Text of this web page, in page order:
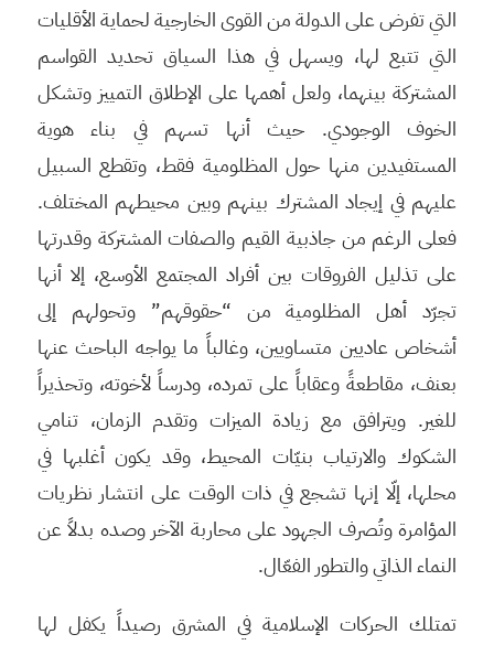
التي تفرض على الدولة من القوى الخارجية لحماية الأقليات
التي تتبع لها، ويسهل في هذا السياق تحديد القواسم
المشتركة بينهما، ولعل أهمها على الإطلاق التمييز وتشكل
الخوف الوجودي. حيث أنها تسهم في بناء هوية
المستفيدين منها حول المظلومية فقط، وتقطع السبيل
عليهم في إيجاد المشترك بينهم وبين محيطهم المختلف.
فعلى الرغم من جاذبية القيم والصفات المشتركة وقدرتها
على تذليل الفروقات بين أفراد المجتمع الأوسع، إلا أنها
تجرّد أهل المظلومية من “حقوقهم” وتحولهم إلى
أشخاص عاديين متساويين، وغالباً ما يواجه الباحث عنها
بعنف، مقاطعةً وعقاباً على تمرده، ودرساً لأخوته، وتحذيراً
للغير. ويترافق مع زيادة الميزات وتقدم الزمان، تنامي
الشكوك والارتياب بنيّات المحيط، وقد يكون أغلبها في
محلها، إلّا إنها تشجع في ذات الوقت على انتشار نظريات
المؤامرة وتُصرف الجهود على محاربة الآخر وصده بدلاً عن
النماء الذاتي والتطور الفعّال.
تمتلك الحركات الإسلامية في المشرق رصيداً يكفل لها